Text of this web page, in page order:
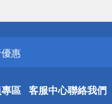
告
題
惠
區配送
區 客服中心聯絡我們